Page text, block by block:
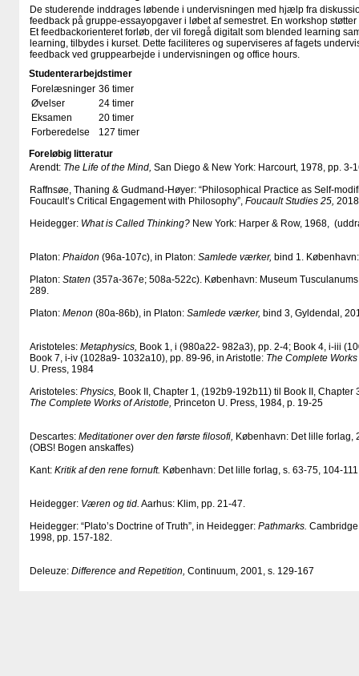
De studerende inddrages løbende i undervisningen med hjælp fra
feedback på gruppe-essayopgaver i løbet af semestret. En workshop
Et feedbackorienteret forløb, der vil foregå digitalt som blended learning
learning, tilbydes i kurset. Dette faciliteres og superviseres af fagets
feedback ved gruppearbejde i undervisningen og office hours.
Studenterarbejdstimer
Forelæsninger 36 timer
Øvelser
24 timer
Eksamen
20 timer
Forberedelse
127 timer
Foreløbig litteratur
Arendt: The Life of the Mind, San Diego & New York: Harcourt, 1978, pp. 3-
Raffnsøe, Thaning & Gudmand-Høyer: “Philosophical Practice as Self-
Foucault’s Critical Engagement with Philosophy”, Foucault Studies 25,
Heidegger: What is Called Thinking? New York: Harper & Row, 1968,
Platon: Phaidon (96a-107c), in Platon: Samlede værker, bind 1.
Platon: Staten (357a-367e; 508a-522c). København: Museum
289.
Platon: Menon (80a-86b), in Platon: Samlede værker, bind 3, Gyldendal,
Aristoteles: Metaphysics, Book 1, i (980a22- 982a3), pp. 2-4; Book 4, i-iii
Book 7, i-iv (1028a9- 1032a10), pp. 89-96, in Aristotle: The Complete
U. Press, 1984
Aristoteles: Physics, Book II, Chapter 1, (192b9-192b11) til Book II,
The Complete Works of Aristotle, Princeton U. Press, 1984, p. 19-25
Descartes: Meditationer over den første filosofi, København: Det lille forlag,
(OBS! Bogen anskaffes)
Kant: Kritik af den rene fornuft. København: Det lille forlag, s. 63-75, 104-
Heidegger: Væren og tid. Aarhus: Klim, pp. 21-47.
Heidegger: “Plato’s Doctrine of Truth”, in Heidegger: Pathmarks.
1998, pp. 157-182.
Deleuze: Difference and Repetition, Continuum, 2001, s. 129-167